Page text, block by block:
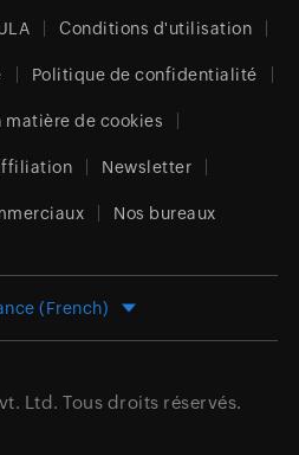
Conditions d'utilisation
Politique de confidentialité
matière de cookies
Newsletter
Nos bureaux
(French)
Ltd. Tous droits réservés.